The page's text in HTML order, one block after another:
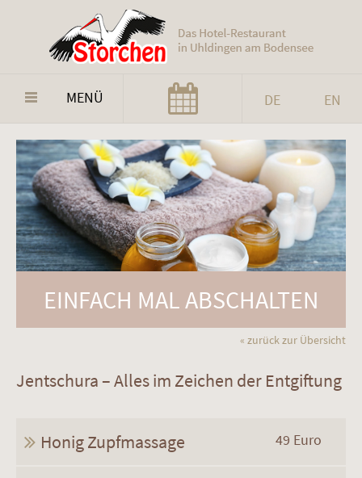
DE EN
MENÜ
EINFACH MAL ABSCHALTEN
« zurück zur Übersicht
Jentschura – Alles im Zeichen der Entgiftung
Honig Zupfmassage 49 Euro